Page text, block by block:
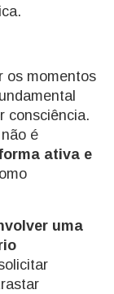
os momentos
consciência.
é
ativa e
uma